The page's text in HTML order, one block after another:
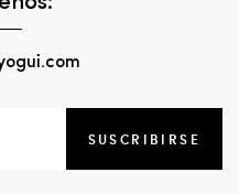
SUSCRIBIRSE